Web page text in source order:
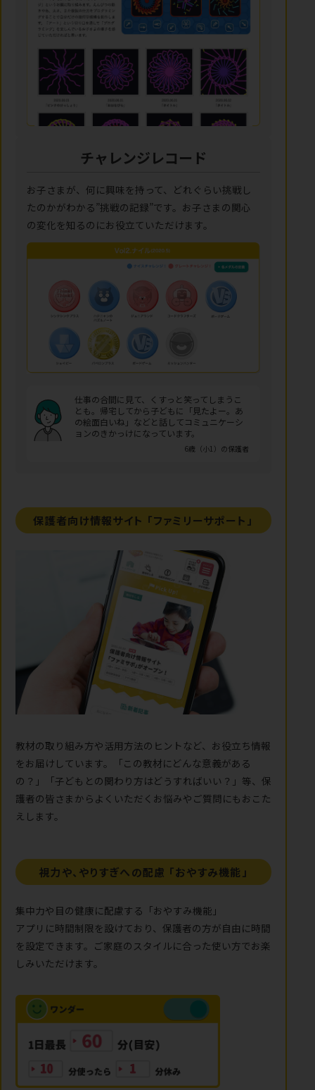
チャレンジレコード
お子さまが、何に興味を持って、どれぐらい挑戦し
たのかがわかる”挑戦の記録”です。お子さまの関心
の変化を知るのにお役立ていただけます。
仕事の合間に見て、くすっと笑ってしまうこ
とも。帰宅してから子どもに「見たよー。あ
の絵面白いね」などと話してコミュニケーシ
ョンのきかっけになっています。
6歳（小1）の保護者
保護者向け情報サイト 「ファミリーサポート」
教材の取り組み方や活用方法のヒントなど、お役立ち情報
をお届けしています。「この教材にどんな意義がある
の？」「子どもとの関わり方はどうすればいい？」等、保
護者の皆さまからよくいただくお悩みやご質問にもおこた
えします。
視力や、やりすぎへの配慮 「おやすみ機能」
集中力や目の健康に配慮する「おやすみ機能」
アプリに時間制限を設けており、保護者の方が自由に時間
を設定できます。ご家庭のスタイルに合った使い方でお楽
しみいただけます。